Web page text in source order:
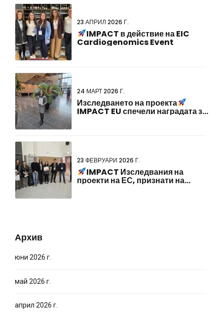
23 АПРИЛ 2026 Г.
IMPACT в действие на EIC
Cardiogenomics Event
24 МАРТ 2026 Г.
Изследването на проекта
IMPACT EU спечели наградата за
23 ФЕВРУАРИ 2026 Г.
IMPACT Изследвания на
проекти на ЕС, признати на
Архив
юни 2026 г.
май 2026 г.
април 2026 г.